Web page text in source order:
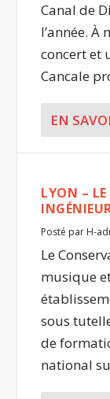
Canal de
l’année.
concert et
Cancale
EN
LYON – LE
Posté par H-
Le
musique
sous
de
national